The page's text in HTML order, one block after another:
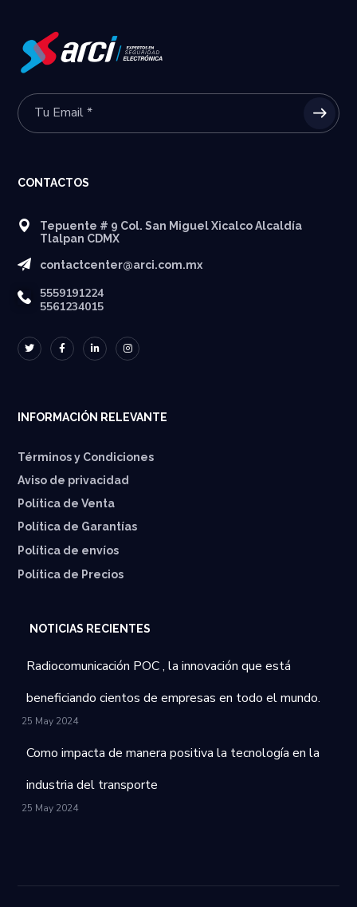
CONTACTOS
Tepuente # 9 Col. San Miguel Xicalco Alcaldía
Tlalpan CDMX
contactcenter@arci.com.mx
5559191224
5561234015
INFORMACIÓN RELEVANTE
Términos y Condiciones
Aviso de privacidad
Política de Venta
Política de Garantías
⁠Política de envíos
Política de Precios
NOTICIAS RECIENTES
Radiocomunicación POC , la innovación que está
beneficiando cientos de empresas en todo el mundo.
25 May 2024
Como impacta de manera positiva la tecnología en la
industria del transporte
25 May 2024